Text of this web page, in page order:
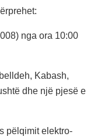
nga ora 10:00
Kabash,
dhe një pjesë e
pëlqimit elektro-